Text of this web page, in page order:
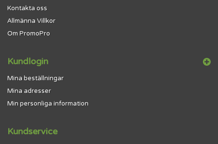
Kontakta oss
Allmänna Villkor
Om PromoPro
Kundlogin
Mina beställningar
Mina adresser
Min personliga information
Kundservice